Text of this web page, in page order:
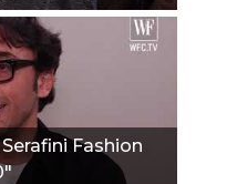
Fashion